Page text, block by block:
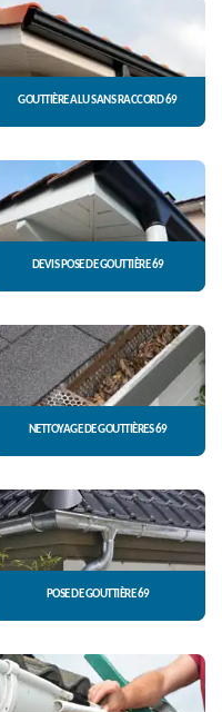
GOUTTIÈRE ALU SANS RACCORD 69
DEVIS POSE DE GOUTTIÈRE 69
NETTOYAGE DE GOUTTIÈRES 69
POSE DE GOUTTIÈRE 69